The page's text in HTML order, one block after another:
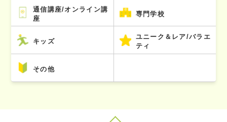
通信講座/オンライン講
座
専門学校
キッズ
ユニーク＆レア/バラエ
ティ
その他